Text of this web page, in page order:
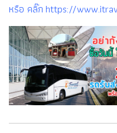
หรือ คลิ๊ก https://